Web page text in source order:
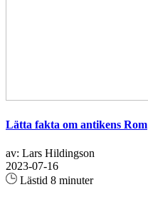
Lätta fakta om antikens Rom
av: Lars Hildingson
2023-07-16
Lästid 8 minuter